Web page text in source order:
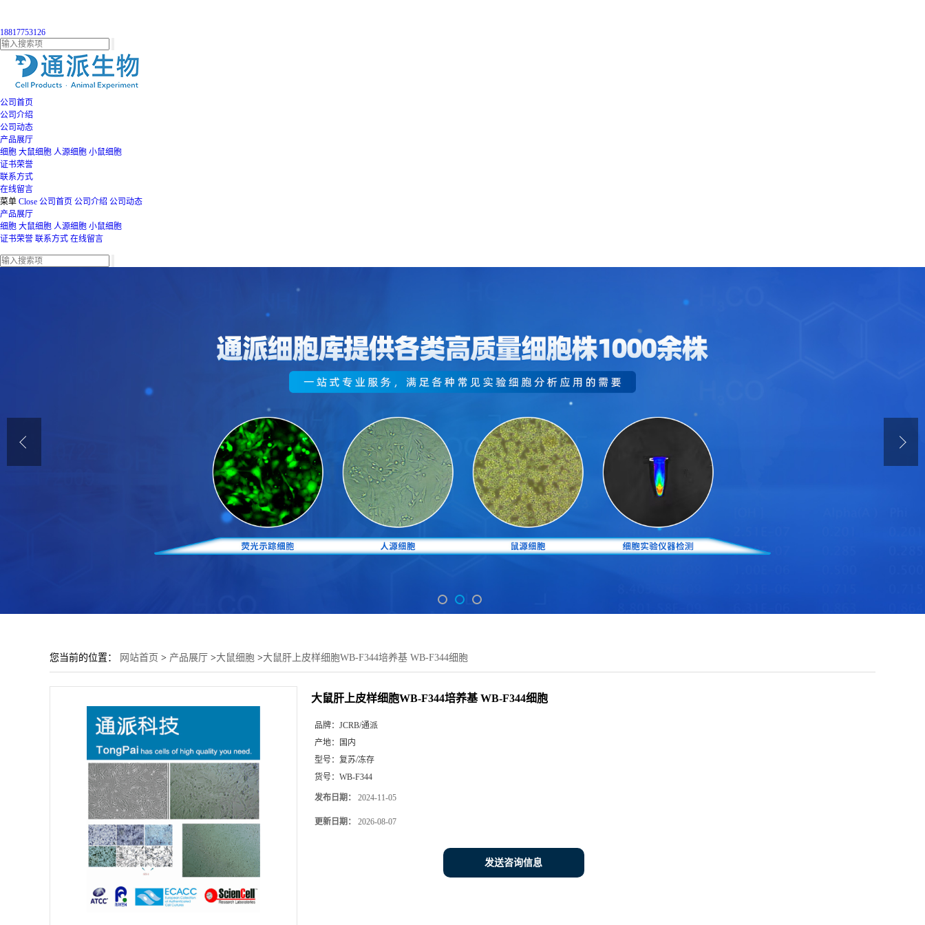
18817753126
公司首页
公司介绍
公司动态
产品展厅
细胞 大鼠细胞 人源细胞 小鼠细胞
证书荣誉
联系方式
在线留言
菜单 Close 公司首页 公司介绍 公司动态
产品展厅
细胞 大鼠细胞 人源细胞 小鼠细胞
证书荣誉 联系方式 在线留言
您当前的位置： 网站首页 > 产品展厅 >大鼠细胞 >大鼠肝上皮样细胞WB-F344培养基 WB-F344细胞
大鼠肝上皮样细胞WB-F344培养基 WB-F344细胞
品牌： JCRB/通派
产地：
国内
型号： 复苏/冻存
货号： WB-F344
发布日期： 2024-11-05
更新日期： 2026-08-07
发送咨询信息